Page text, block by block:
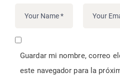
Guardar mi nombre, correo
este navegador para la